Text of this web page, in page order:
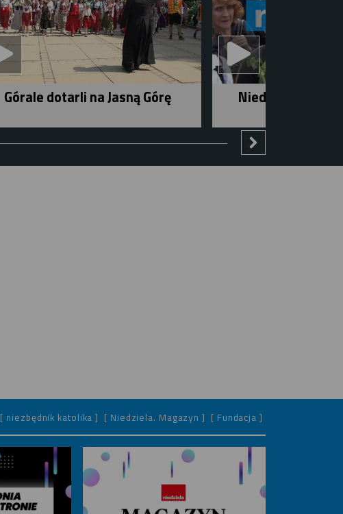
Górale dotarli na Jasną Górę Niedziela w
[ niezbędnik katolika ] [ Niedziela. Magazyn ] [ Fundacja ]